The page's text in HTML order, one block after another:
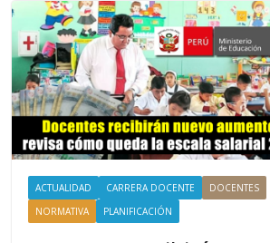
ACTUALIDAD CARRERA DOCENTE
DOCENTES
NORMATIVA
PLANIFICACIÓN